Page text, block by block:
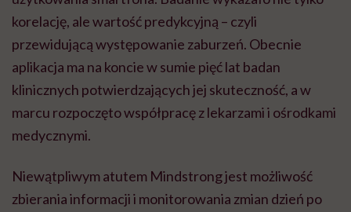
korelację, ale wartość predykcyjną – czyli
przewidującą występowanie zaburzeń. Obecnie
aplikacja ma na koncie w sumie pięć lat badan
klinicznych potwierdzających jej skuteczność, a w
marcu rozpoczęto współpracę z lekarzami i ośrodkami
medycznymi.
Niewątpliwym atutem Mindstrong jest możliwość
zbierania informacji i monitorowania zmian dzień po